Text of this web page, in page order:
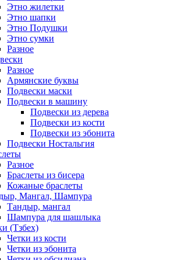
Этно жилетки
Этно шапки
Этно Подушки
Этно сумки
Разное
Разное
Армянские буквы
Подвески маски
Подвески в машину
Подвески из дерева
Подвески из кости
Подвески из эбонита
Подвески Ностальгия
Разное
Браслеты из бисера
Кожаные браслеты
Мангал, Шампура
Тандыр, мангал
Шампура для шашлыка
(Тзбех)
Четки из кости
Четки из эбонита